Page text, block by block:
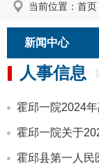
当前位置： 首页
新闻中心
人事信息
霍邱县第一人民